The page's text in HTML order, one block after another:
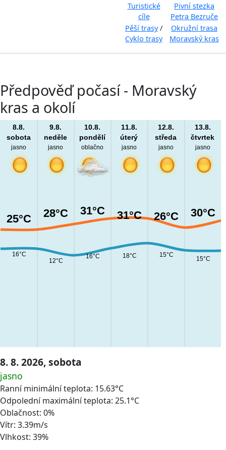
Turistické
cíle
Pivní stezka
Petra Bezruče
Pěší trasy/
Cyklo trasy
Okružní trasa
Moravský kras
Předpověď počasí - Moravský
kras a okolí
25°C
16°C
8.8.
sobota
jasno
28°C
12°C
9.8.
neděle
jasno
31°C
16°C
10.8.
pondělí
oblačno
31°C
18°C
11.8.
úterý
jasno
26°C
15°C
12.8.
středa
jasno
30°C
15°C
13.8.
čtvrtek
jasno
8. 8. 2026, sobota
jasno
Ranní minimální teplota: 15.63°C
Odpolední maximální teplota: 25.1°C
Oblačnost: 0%
Vítr: 3.39m/s
Vlhkost: 39%